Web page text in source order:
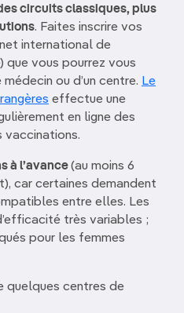
circuits classiques, plus
. Faites inscrire vos
international de
que vous pourrez vous
ou d’un centre. Le
effectue une
en ligne des
vaccinations.
à l’avance(au moins 6
car certaines demandent
entre elles. Les
très variables ;
pour les femmes
quelques centres de